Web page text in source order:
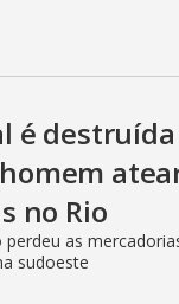
é
no Rio
as
sudoeste